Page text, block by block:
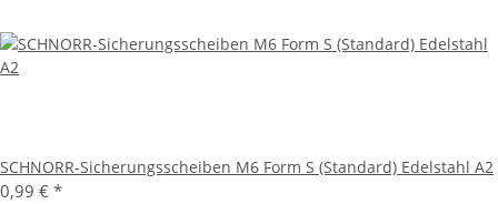
SCHNORR-Sicherungsscheiben M6 Form S (Standard) Edelstahl A2
0,99 € *